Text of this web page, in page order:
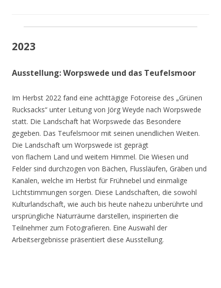
2023
Ausstellung: Worpswede und das Teufelsmoor
Im Herbst 2022 fand eine achttägige Fotoreise des „Grünen
Rucksacks“ unter Leitung von Jörg Weyde nach Worpswede
statt. Die Landschaft hat Worpswede das Besondere
gegeben. Das Teufelsmoor mit seinen unendlichen Weiten.
Die Landschaft um Worpswede ist geprägt
von flachem Land und weitem Himmel. Die Wiesen und
Felder sind durchzogen von Bächen, Flussläufen, Gräben und
Kanälen, welche im Herbst für Frühnebel und einmalige
Lichtstimmungen sorgen. Diese Landschaften, die sowohl
Kulturlandschaft, wie auch bis heute nahezu unberührte und
ursprüngliche Naturräume darstellen, inspirierten die
Teilnehmer zum Fotografieren. Eine Auswahl der
Arbeitsergebnisse präsentiert diese Ausstellung.